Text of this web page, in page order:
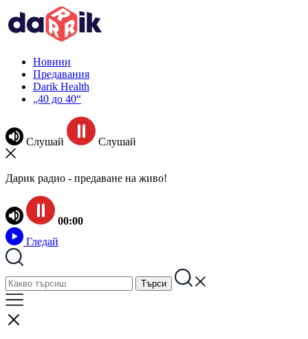
Новини
Предавания
Darik Health
„40 до 40“
Слушай Слушай
Дарик радио - предаване на живо!
00:00
Гледай